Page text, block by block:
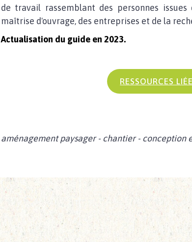
de travail rassemblant des personnes
maîtrise d'ouvrage, des entreprises et de la
Actualisation du guide en 2023.
RESSOURCES
aménagement paysager - chantier - conception